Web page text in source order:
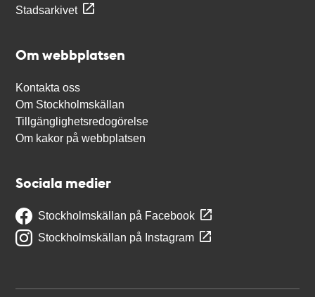
Stadsarkivet
Om webbplatsen
Kontakta oss
Om Stockholmskällan
Tillgänglighetsredogörelse
Om kakor på webbplatsen
Sociala medier
Stockholmskällan på Facebook
Stockholmskällan på Instagram